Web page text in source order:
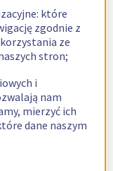
które
zgodnie z
ze
stron;
i
nam
mierzyć ich
dane naszym